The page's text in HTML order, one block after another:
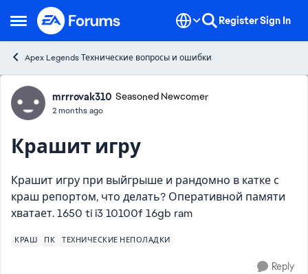
Open Side Menu
Skip to content RegisterSign In
Apex Legends Технические вопросы и ошибки
Forum Discussion
mrrrovak310 Seasoned Newcomer
2 months ago
Крашит игру
Крашит игру при выйгрыше и рандомно в катке с
краш репортом, что делать? Оперативной памяти
хватает. 1650 ti i3 10100f 16gb ram
КРАШ ПК ТЕХНИЧЕСКИЕ НЕПОЛАДКИ
Reply